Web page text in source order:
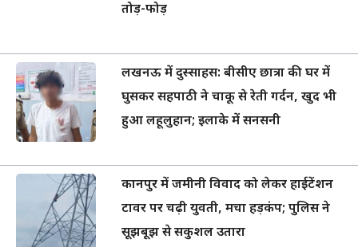
तोड़-फोड़
लखनऊ में दुस्साहस: बीसीए छात्रा की घर में
घुसकर सहपाठी ने चाकू से रेती गर्दन, खुद भी
हुआ लहूलुहान; इलाके में सनसनी
कानपुर में जमीनी विवाद को लेकर हाईटेंशन
टावर पर चढ़ी युवती, मचा हड़कंप; पुलिस ने
सूझबूझ से सकुशल उतारा